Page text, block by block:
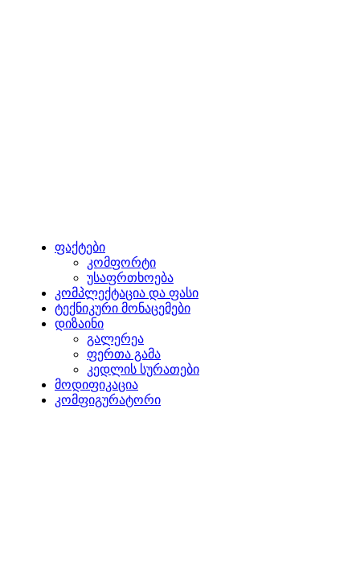
ფაქტები
კომფორტი
უსაფრთხოება
კომპლექტაცია და ფასი
ტექნიკური მონაცემები
დიზაინი
გალერეა
ფერთა გამა
კედლის სურათები
მოდიფიკაცია
კომფიგურატორი